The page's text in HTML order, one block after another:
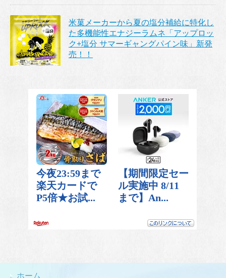
米菓メーカーから夏の塩分補給に特化し
た多機能性エナジーラムネ「アップロッ
ク+塩分 サマーギャングパイン味」新発
売！！
ホーム